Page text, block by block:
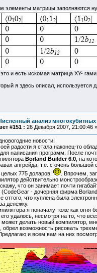
элементы матрицы заполняются
и есть искомая матрица XY-
я здесь описал, используется
анализ многокубитных
#151 : 26 Декабря 2007, 21:00:46 »
новости!
радости я стала наконец-то
написания программ. После
Borland Builder 6.0, на
апгрейда, т.е. с очень
775 доларов!
. Впрочем,
действительно
что он занимает почти
- дочерняя фирма
оттого, что куплена была
денежку.
я поначалу тоже как огня
удалось, несмотря на то, что
делать новый компилятор,
обрел возможность рисовать
и всем вам на них